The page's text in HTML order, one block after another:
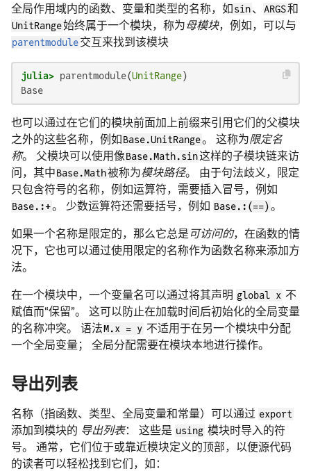
全局作用域内的函数、变量和类型的名称，如 sin、 ARGS和
UnitRange始终属于一个模块，称为母模块，例如，可以与
parentmodule交互来找到该模块
julia> parentmodule(UnitRange
Base
也可以通过在它们的模块前面加上前缀来引用它们的父模块
之外的这些名称，例如 Base.UnitRange。 这称为限定名
称。 父模块可以使用像Base.Math.sin这样的子模块链来访
问，其中Base.Math被称为模块路径。 由于句法歧义，限定
只包含符号的名称，例如运算符，需要插入冒号，例如
Base.:+。 少数运算符还需要括号，例如 Base.:(==)。
如果一个名称是限定的，那么它总是 可访问的，在函数的情
况下，它也可以通过使用限定的名称作为函数名称来添加方
法。
在一个模块中，一个变量名可以通过将其声明 global x 不
赋值而“保留”。 这可以防止在加载时间后初始化的全局变量
的名称冲突。 语法M.x = y 不适用于在另一个模块中分配
一个全局变量； 全局分配需要在模块本地进行操作。
导出列表
名称（指函数、类型、全局变量和常量）可以通过 export
添加到模块的 导出列表： 这些是 using 模块时导入的符
号。 通常，它们位于或靠近模块定义的顶部，以便源代码
的读者可以轻松找到它们，如：